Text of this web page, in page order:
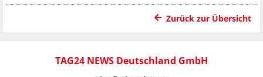
Zurück zur Übersicht
TAG24 NEWS Deutschland GmbH